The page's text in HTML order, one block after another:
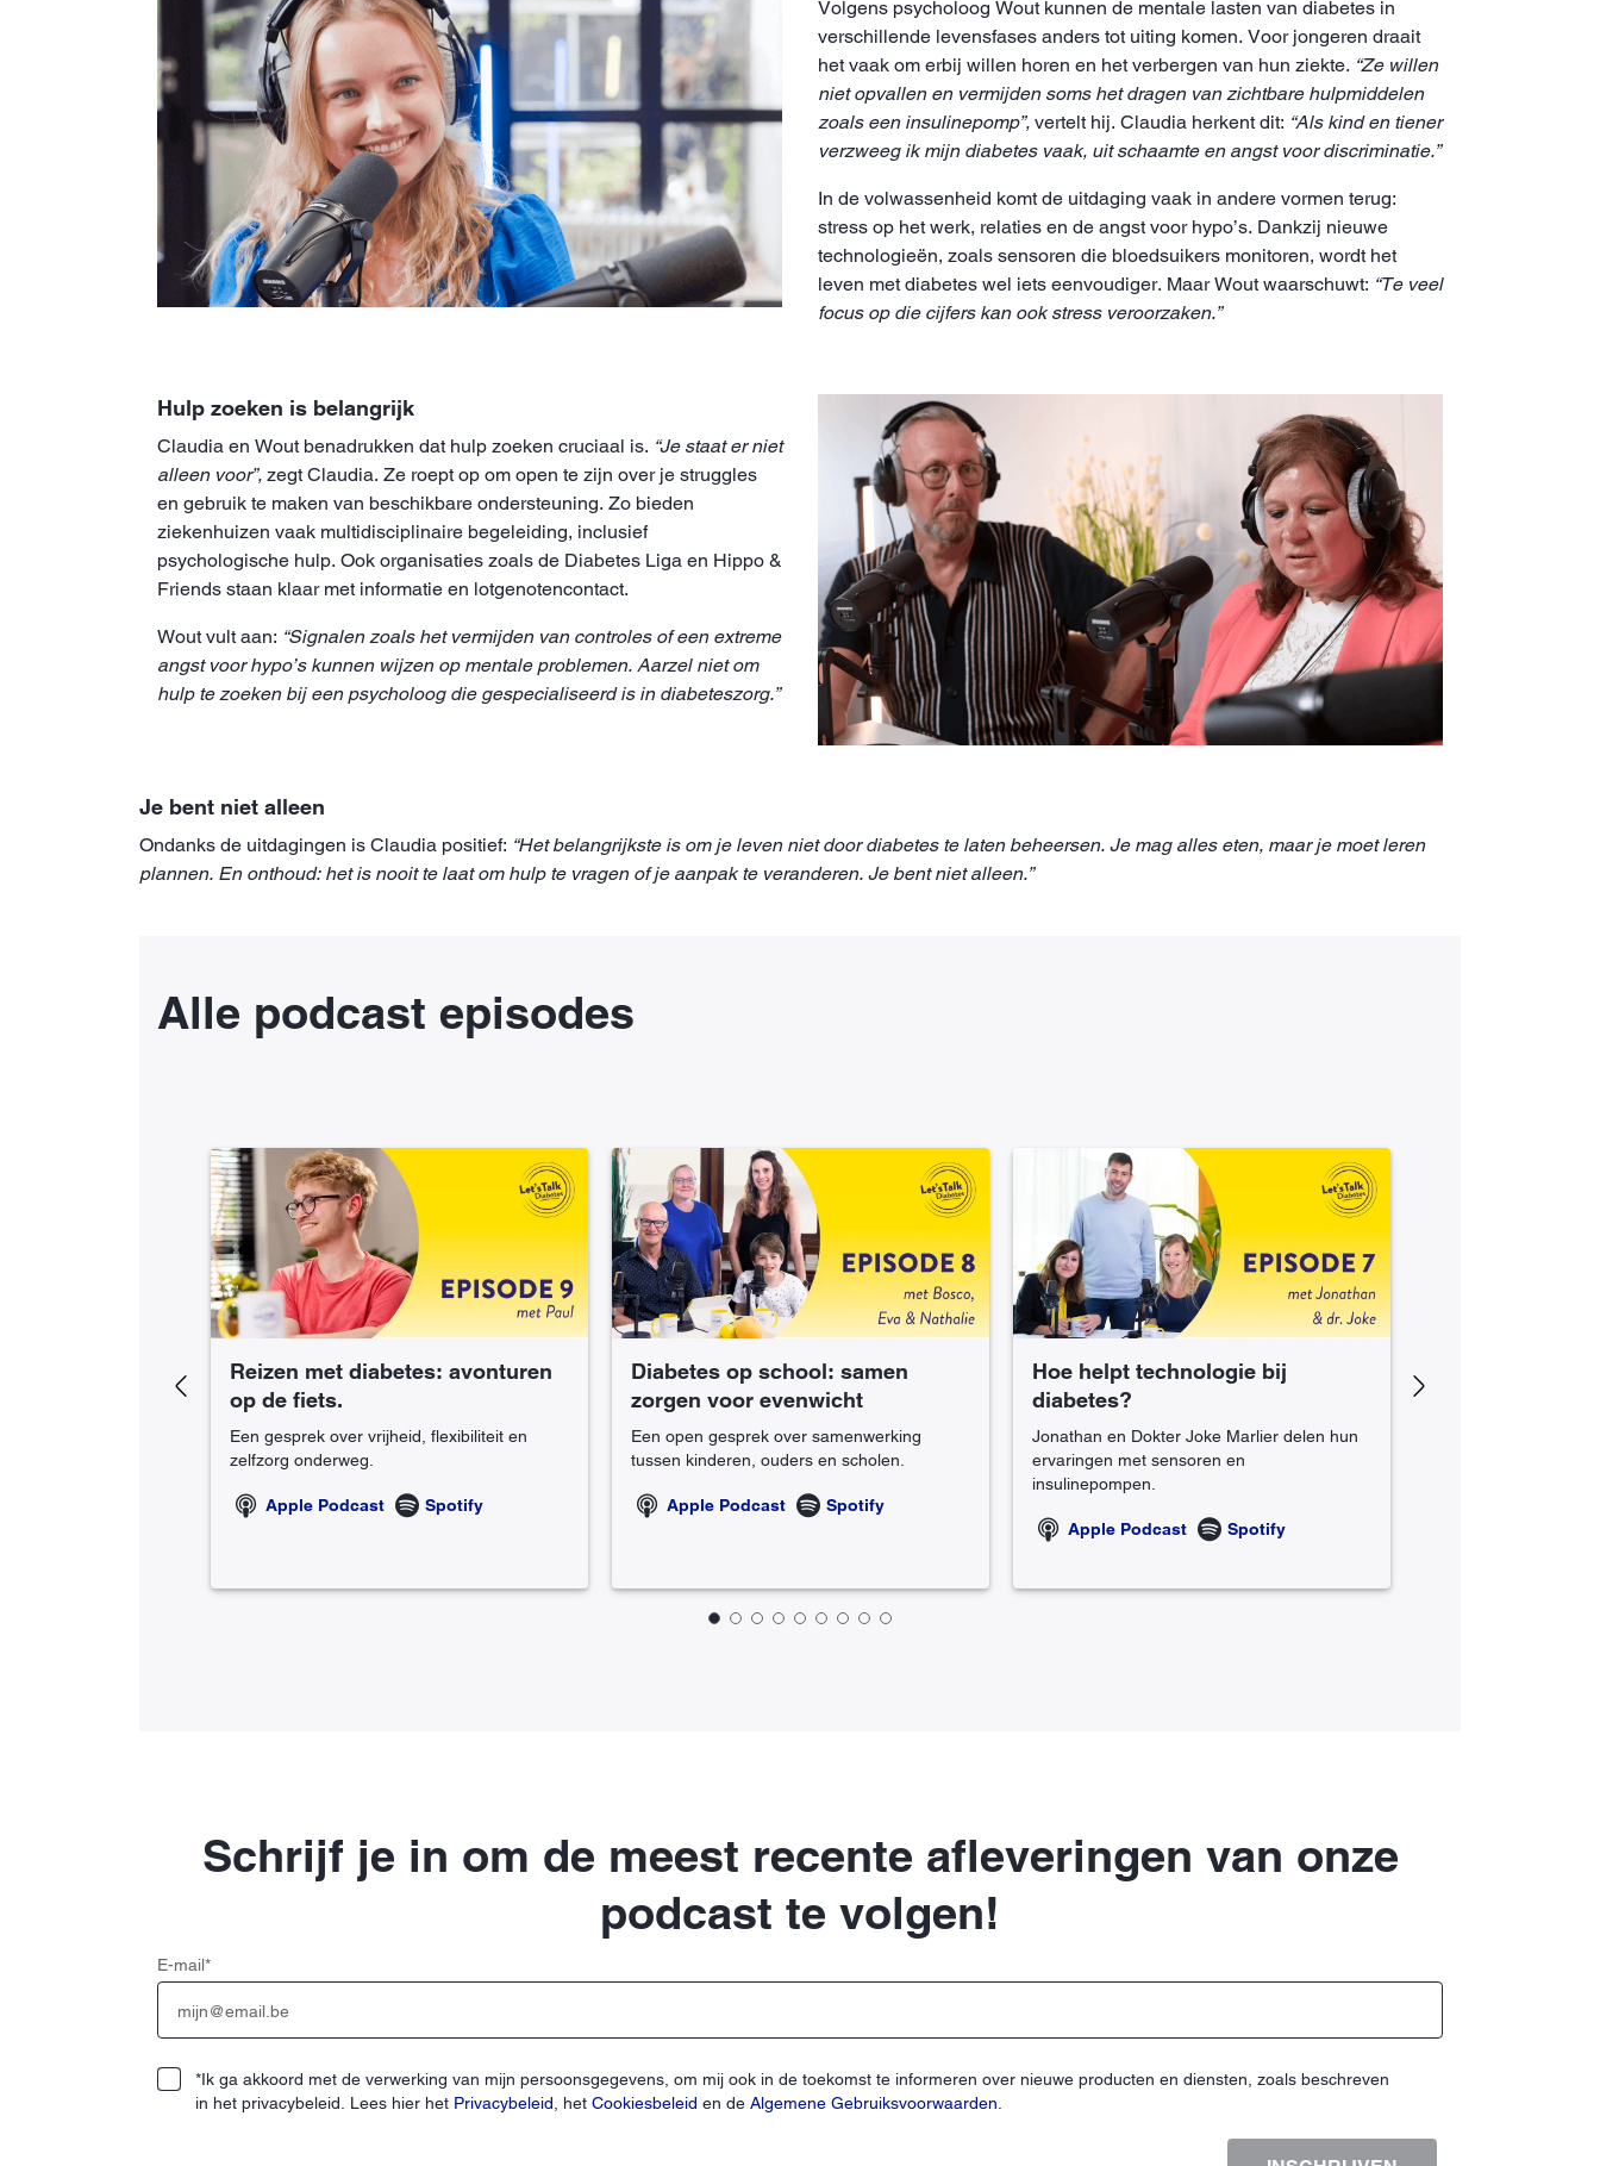
Volgens psycholoog Wout kunnen de mentale lasten van diabetes in
verschillende levensfases anders tot uiting komen. Voor jongeren draait
het vaak om erbij willen horen en het verbergen van hun ziekte. “Ze willen
niet opvallen en vermijden soms het dragen van zichtbare hulpmiddelen
zoals een insulinepomp”, vertelt hij. Claudia herkent dit: “Als kind en tiener
verzweeg ik mijn diabetes vaak, uit schaamte en angst voor discriminatie.”
In de volwassenheid komt de uitdaging vaak in andere vormen terug:
stress op het werk, relaties en de angst voor hypo’s. Dankzij nieuwe
technologieën, zoals sensoren die bloedsuikers monitoren, wordt het
leven met diabetes wel iets eenvoudiger. Maar Wout waarschuwt: “Te veel
focus op die cijfers kan ook stress veroorzaken.”
Hulp zoeken is belangrijk
Claudia en Wout benadrukken dat hulp zoeken cruciaal is. “Je staat er niet
alleen voor”, zegt Claudia. Ze roept op om open te zijn over je struggles
en gebruik te maken van beschikbare ondersteuning. Zo bieden
ziekenhuizen vaak multidisciplinaire begeleiding, inclusief
psychologische hulp. Ook organisaties zoals de Diabetes Liga en Hippo &
Friends staan klaar met informatie en lotgenotencontact.
Wout vult aan: “Signalen zoals het vermijden van controles of een extreme
angst voor hypo’s kunnen wijzen op mentale problemen. Aarzel niet om
hulp te zoeken bij een psycholoog die gespecialiseerd is in diabeteszorg.”
Je bent niet alleen
Ondanks de uitdagingen is Claudia positief: “Het belangrijkste is om je leven niet door diabetes te laten beheersen. Je mag alles eten, maar je moet leren
plannen. En onthoud: het is nooit te laat om hulp te vragen of je aanpak te veranderen. Je bent niet alleen.”
Alle podcast episodes
Previous
Reizen met diabetes: avonturen
op de fiets.
Een gesprek over vrijheid, flexibiliteit en
zelfzorg onderweg.
Apple Podcast Spotify
Diabetes op school: samen
zorgen voor evenwicht
Een open gesprek over samenwerking
tussen kinderen, ouders en scholen.
Apple Podcast Spotify
Hoe helpt technologie bij
diabetes?
Jonathan en Dokter Joke Marlier delen hun
ervaringen met sensoren en
insulinepompen.
Apple Podcast Spotify
Schrijf je in om de meest recente afleveringen van onze
podcast te volgen!
E-mail*
*Ik ga akkoord met de verwerking van mijn persoonsgegevens, om mij ook in de toekomst te informeren over nieuwe producten en diensten, zoals beschreven
in het privacybeleid. Lees hier het Privacybeleid , het Cookiesbeleid en de Algemene Gebruiksvoorwaarden